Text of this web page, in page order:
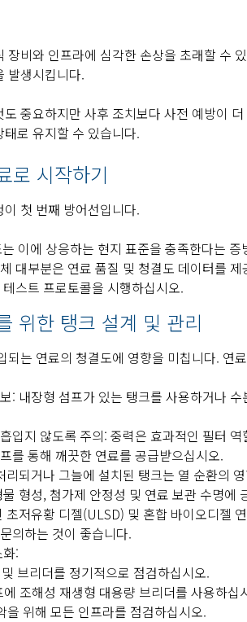
장비와 인프라에 심각한 손상을 초래할 수
발생시킵니다.
중요하지만 사후 조치보다 사전 예방이
로 유지할 수 있습니다.
로 시작하기
첫 번째 방어선입니다.
이에 상응하는 현지 표준을 충족한다는 증
대부분은 연료 품질 및 청결도 데이터를 제
스트 프로토콜을 시행하십시오.
위한 탱크 설계 및 관리
되는 연료의 청결도에 영향을 미칩니다. 연
: 내장형 섬프가 있는 탱크를 사용하거나
입지 않도록 주의: 중력은 효과적인 필터
를 통해 깨끗한 연료를 공급받으십시오.
리되거나 그늘에 설치된 탱크는 열 순환의
형성, 첨가제 안정성 및 연료 보관 수명에
초저유황 디젤(ULSD) 및 혼합 바이오디젤
의하는 것이 좋습니다.
:
브리더를 정기적으로 점검하십시오.
조해성 재생형 대용량 브리더를 사용하십
을 위해 모든 인프라를 점검하십시오.